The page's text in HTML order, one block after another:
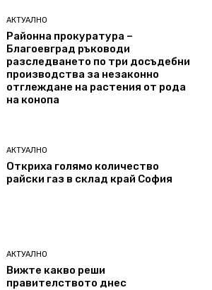
АКТУАЛНО
Районна прокуратура –
Благоевград ръководи
разследването по три досъдебни
производства за незаконно
отглеждане на растения от рода
на конопа
АКТУАЛНО
Откриха голямо количество
райски газ в склад край София
АКТУАЛНО
Вижте какво реши
правителството днес